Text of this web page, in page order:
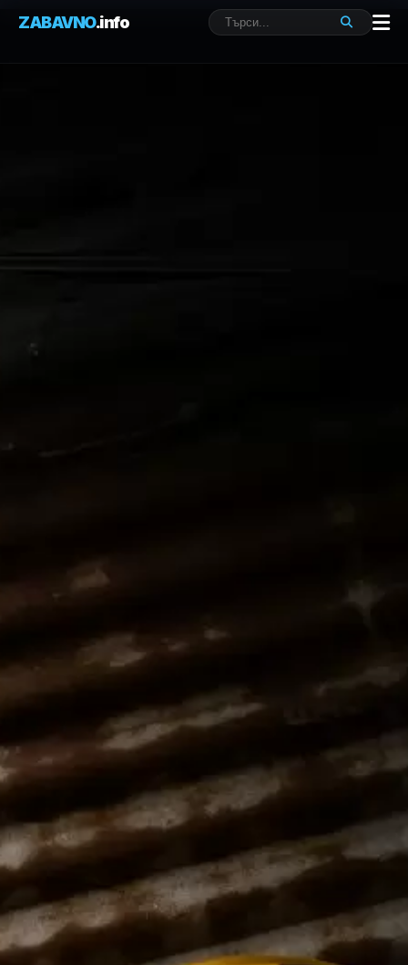
ZABAVNO.info